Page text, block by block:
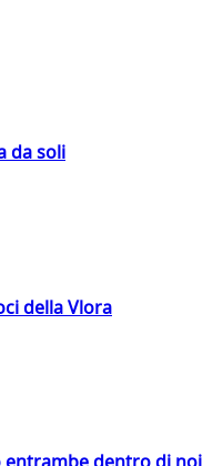
da soli
della Vlora